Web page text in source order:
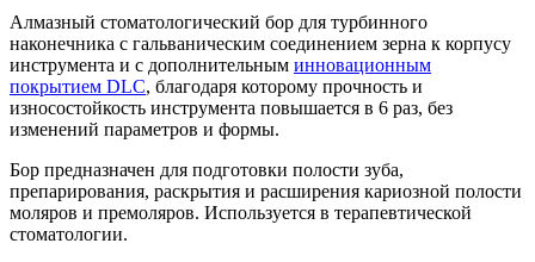
Алмазный стоматологический бор для турбинного
наконечника с гальваническим соединением зерна к корпусу
инструмента и с дополнительным инновационным
покрытием DLC, благодаря которому прочность и
износостойкость инструмента повышается в 6 раз, без
изменений параметров и формы.
Бор предназначен для подготовки полости зуба,
препарирования, раскрытия и расширения кариозной полости
моляров и премоляров. Используется в терапевтической
стоматологии.